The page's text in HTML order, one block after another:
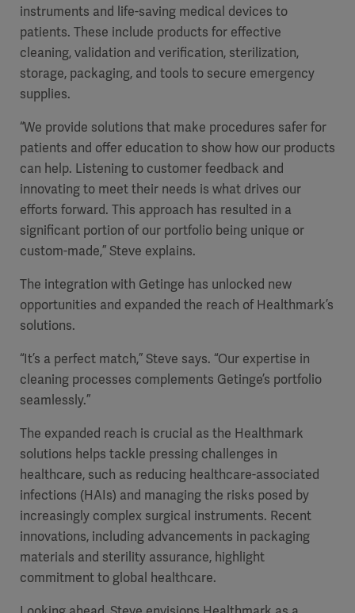
instruments and life-saving medical devices to
patients. These include products for effective
cleaning, validation and verification, sterilization,
storage, packaging, and tools to secure emergency
supplies.
“We provide solutions that make procedures safer for
patients and offer education to show how our products
can help. Listening to customer feedback and
innovating to meet their needs is what drives our
efforts forward. This approach has resulted in a
significant portion of our portfolio being unique or
custom-made,” Steve explains.
The integration with Getinge has unlocked new
opportunities and expanded the reach of Healthmark’s
solutions.
“It’s a perfect match,” Steve says. “Our expertise in
cleaning processes complements Getinge’s portfolio
seamlessly.”
The expanded reach is crucial as the Healthmark
solutions helps tackle pressing challenges in
healthcare, such as reducing healthcare-associated
infections (HAIs) and managing the risks posed by
increasingly complex surgical instruments. Recent
innovations, including advancements in packaging
materials and sterility assurance, highlight
commitment to global healthcare.